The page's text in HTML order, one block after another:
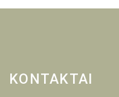
KONTAKTAI